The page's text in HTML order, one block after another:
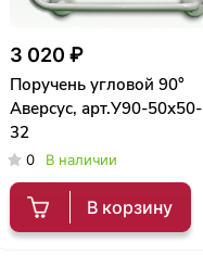
3 020 ₽
Поручень угловой 90°
Аверсус, арт.У90-50х50-
32
0 В наличии
В корзину